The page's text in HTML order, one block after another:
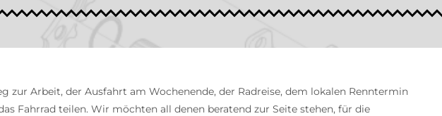
Arbeit, der Ausfahrt am Wochenende, der Radreise, dem lokalen Renntermin
Fahrrad teilen. Wir möchten all denen beratend zur Seite stehen, für die